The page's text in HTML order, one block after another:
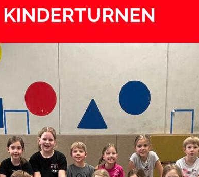
KINDERTURNEN